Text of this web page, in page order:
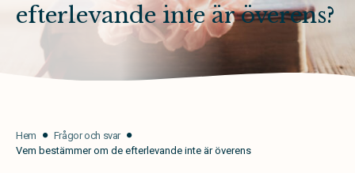
efterlevande inte är överens?
Hem
Frågor och svar
Vem bestämmer om de efterlevande inte är överens